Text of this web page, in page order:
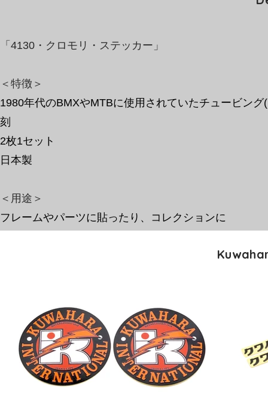
「4130・クロモリ・ステッカー 」
＜特徴＞
1980年代のBMXやMTBに使用されていたチュービン
刻
2枚1セット
​日本製
​＜用途＞
フレームやパーツに貼ったり、コレクションに